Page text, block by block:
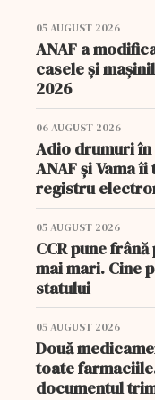
05 AUGUST 2026
ANAF a
casele și
2026
06 AUGUST 2026
Adio drumuri
ANAF și Vama
registru
05 AUGUST 2026
CCR pune
mai mari. Cine
statului
05 AUGUST 2026
Două
toate
documentul